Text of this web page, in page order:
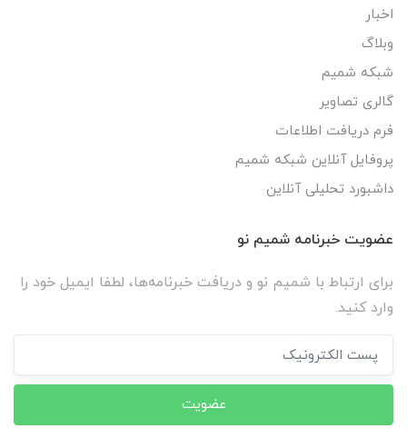
اخبار
وبلاگ
شبکه شمیم
گالری تصاویر
فرم دریافت اطلاعات
پروفایل آنلاین شبکه شمیم
داشبورد تحلیلی آنلاین
عضویت خبرنامه شمیم نو
برای ارتباط با شمیم نو و دریافت خبرنامه‌ها، لطفا ایمیل خود را
وارد کنید.
عضویت